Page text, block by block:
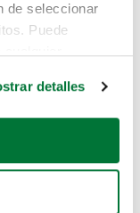
de seleccionar
Puede
geográfica
activamente
detalles
estás